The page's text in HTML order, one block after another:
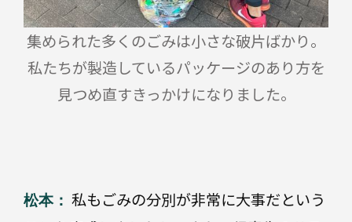
集められた多くのごみは小さな破片ばかり。
私たちが製造しているパッケージのあり方を
見つめ直すきっかけになりました。
松本： 私もごみの分別が非常に大事だという